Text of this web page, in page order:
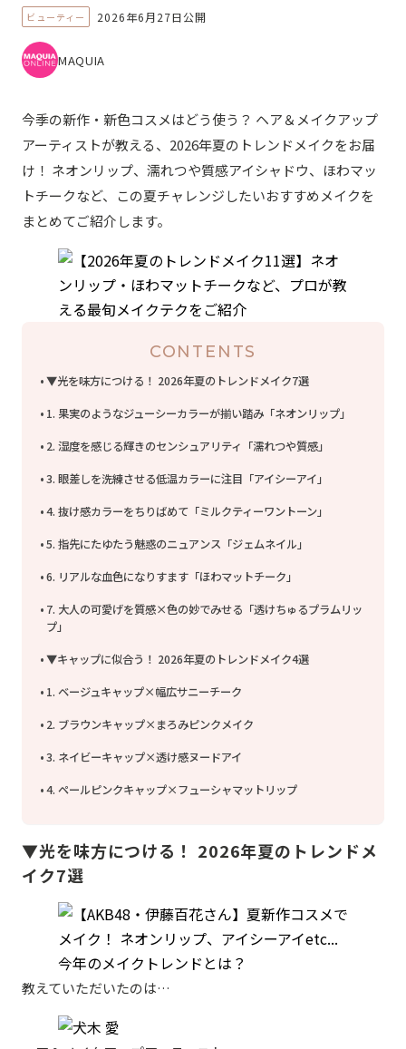
ビューティー 2026年6月27日公開
MAQUIA
今季の新作・新色コスメはどう使う？ ヘア＆メイクアップ
アーティストが教える、2026年夏のトレンドメイクをお届
け！ ネオンリップ、濡れつや質感アイシャドウ、ほわマッ
トチークなど、この夏チャレンジしたいおすすめメイクを
まとめてご紹介します。
CONTENTS
▼光を味方につける！ 2026年夏のトレンドメイク7選
1. 果実のようなジューシーカラーが揃い踏み「ネオンリップ」
2. 湿度を感じる輝きのセンシュアリティ「濡れつや質感」
3. 眼差しを洗練させる低温カラーに注目「アイシーアイ」
4. 抜け感カラーをちりばめて「ミルクティーワントーン」
5. 指先にたゆたう魅惑のニュアンス「ジェムネイル」
6. リアルな血色になりすます「ほわマットチーク」
7. 大人の可愛げを質感×色の妙でみせる「透けちゅるプラムリッ
プ」
▼キャップに似合う！ 2026年夏のトレンドメイク4選
1. ベージュキャップ×幅広サニーチーク
2. ブラウンキャップ×まろみピンクメイク
3. ネイビーキャップ×透け感ヌードアイ
4. ペールピンクキャップ×フューシャマットリップ
▼光を味方につける！ 2026年夏のトレンドメ
イク7選
教えていただいたのは…